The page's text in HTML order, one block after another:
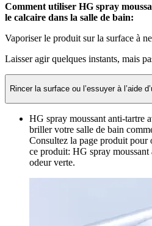
Comment utiliser HG spray
le calcaire dans la salle de bain:
Vaporiser le produit sur la surface à
Laisser agir quelques instants, mais
Rincer la surface ou l’essuyer à l’aide
HG spray moussant anti-tartre
briller votre salle de bain
Consultez la page produit pour
ce produit: HG spray moussant
odeur verte.